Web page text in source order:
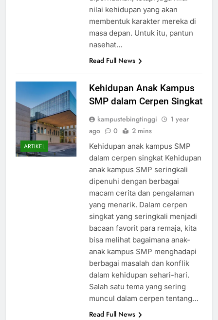
nilai kehidupan yang akan
membentuk karakter mereka di
masa depan. Untuk itu, pantun
nasehat…
Read Full News
ARTIKEL
Kehidupan Anak Kampus
SMP dalam Cerpen Singkat
kampustebingtinggi
1 year
ago
0 2 mins
Kehidupan anak kampus SMP
dalam cerpen singkat Kehidupan
anak kampus SMP seringkali
dipenuhi dengan berbagai
macam cerita dan pengalaman
yang menarik. Dalam cerpen
singkat yang seringkali menjadi
bacaan favorit para remaja, kita
bisa melihat bagaimana anak-
anak kampus SMP menghadapi
berbagai masalah dan konflik
dalam kehidupan sehari-hari.
Salah satu tema yang sering
muncul dalam cerpen tentang…
Read Full News